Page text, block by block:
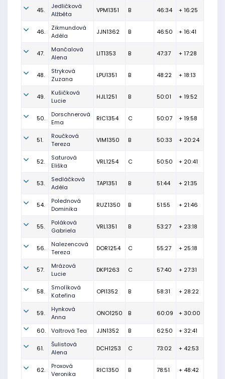
45.
Jedličková
Alžběta
VPM1351 B 46:34 + 16:25
46.
Zikmundová
Adéla
JJN1362 B 46:50 + 16:41
47.
Mančalová
Alena
LIT1353 B 47:37 + 17:28
48.
Stryková
Zuzana
LPU1351 B 48:22 + 18:13
49.
Kušičková
Lucie
HJL1251 B 50:01 + 19:52
50.
Dorschnerová
Ema
RIC1354 C 50:07 + 19:58
51.
Roučková
Tereza
VIM1350 B 50:33 + 20:24
52.
Saturová
Eliška
VRL1254 C 50:50 + 20:41
53.
Sedláčková
Adéla
TAP1351 B 51:44 + 21:35
54.
Polednová
Dominika
RUZ1350 B 51:55 + 21:46
55.
Poláková
Gabriela
VRL1351 B 53:27 + 23:18
56.
Nalezencová
Tereza
DOR1254 C 55:27 + 25:18
57.
Mrázová
Lucie
DKP1263 C 57:40 + 27:31
58.
Smolíková
Kateřina
OPI1352 B 58:31 + 28:22
59.
Hynková
Anna
ONO1250 B 60:09 + 30:00
60. Valtrová Tea JJN1352 B 62:50 + 32:41
61.
Šulistová
Alena
DCH1253 C 73:02 + 42:53
62.
Proxová
Veronika
RIC1350 B 78:51 + 48:42